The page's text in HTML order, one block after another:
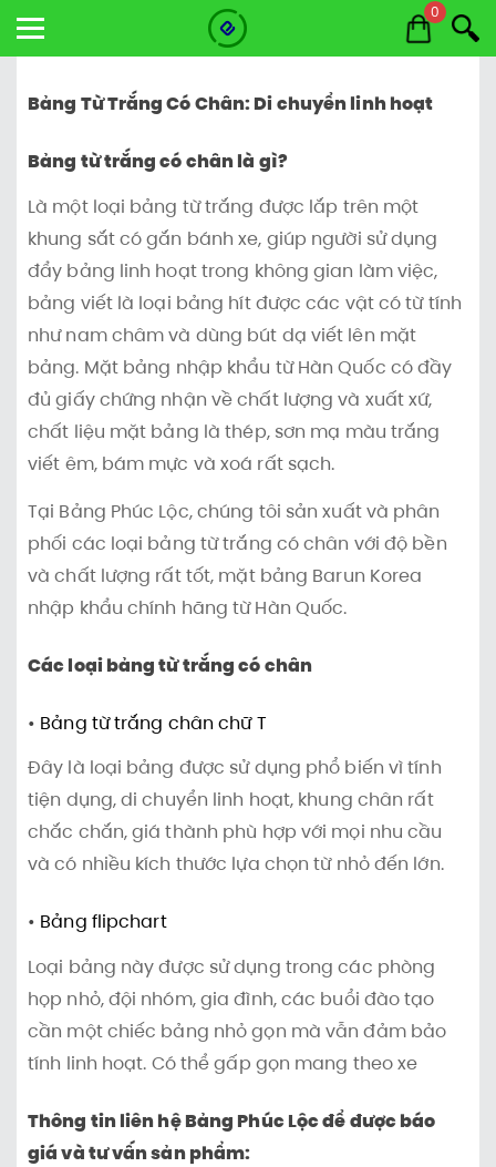
0
Bảng Từ Trắng Có Chân: Di chuyển linh hoạt
Bảng từ trắng có chân là gì?
Là một loại bảng từ trắng được lắp trên một
khung sắt có gắn bánh xe, giúp người sử dụng
đẩy bảng linh hoạt trong không gian làm việc,
bảng viết là loại bảng hít được các vật có từ tính
như nam châm và dùng bút dạ viết lên mặt
bảng. Mặt bảng nhập khẩu từ Hàn Quốc có đầy
đủ giấy chứng nhận về chất lượng và xuất xứ,
chất liệu mặt bảng là thép, sơn mạ màu trắng
viết êm, bám mực và xoá rất sạch.
Tại Bảng Phúc Lộc, chúng tôi sản xuất và phân
phối các loại bảng từ trắng có chân với độ bền
và chất lượng rất tốt, mặt bảng Barun Korea
nhập khẩu chính hãng từ Hàn Quốc.
Các loại bảng từ trắng có chân
• Bảng từ trắng chân chữ T
Đây là loại bảng được sử dụng phổ biến vì tính
tiện dụng, di chuyển linh hoạt, khung chân rất
chắc chắn, giá thành phù hợp với mọi nhu cầu
và có nhiều kích thước lựa chọn từ nhỏ đến lớn.
• Bảng flipchart
Loại bảng này được sử dụng trong các phòng
họp nhỏ, đội nhóm, gia đình, các buổi đào tạo
cần một chiếc bảng nhỏ gọn mà vẫn đảm bảo
tính linh hoạt. Có thể gấp gọn mang theo xe
Thông tin liên hệ Bảng Phúc Lộc để được báo
giá và tư vấn sản phẩm: